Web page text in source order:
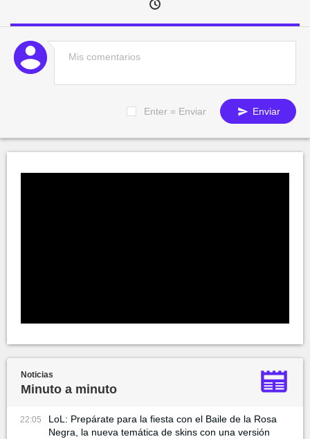
Enter = Enviar Enviar
Noticias
Minuto a minuto
22:05
LoL: Prepárate para la fiesta con el Baile de la Rosa
Negra, la nueva temática de skins con una versión